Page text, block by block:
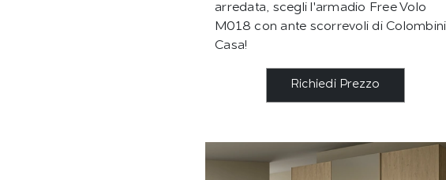
arredata, scegli l'armadio Free Volo
M018 con ante scorrevoli di Colombini
Casa!
Richiedi Prezzo